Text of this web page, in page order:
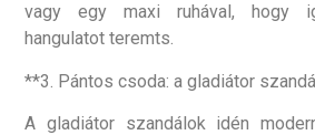
vagy egy maxi ruhával, hogy
hangulatot teremts.
**3. Pántos csoda: a gladiátor
A gladiátor szandálok idén